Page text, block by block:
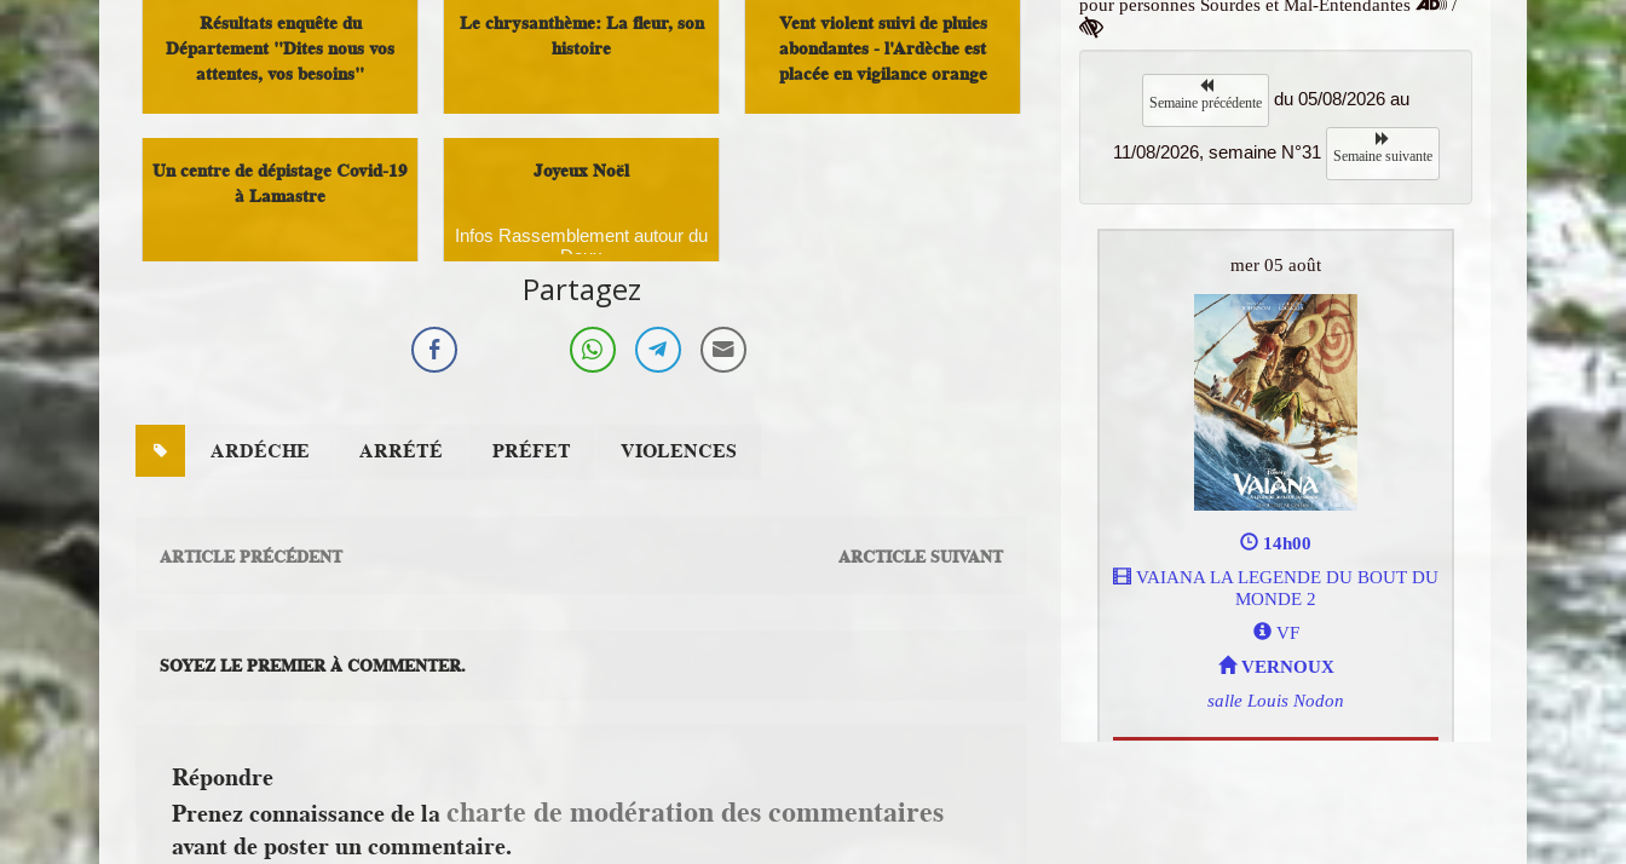
Résultats enquête du
Département "Dites nous vos
attentes, vos besoins"
Analyse et réflexion
Le chrysanthème: La fleur, son
histoire
Infos Rassemblement autour du
Doux
Vent violent suivi de pluies
abondantes - l'Ardèche est
placée en vigilance orange
Un centre de dépistage Covid-19
à Lamastre
Infos Rassemblement autour du
Joyeux Noël
Infos Rassemblement autour du
Doux
Partagez
ARDÉCHE ARRÉTÉ PRÉFET VIOLENCES
ARTICLE PRÉCÉDENT ARCTICLE SUIVANT
SOYEZ LE PREMIER À COMMENTER.
Répondre
Prenez connaissance de lacharte de modération des commentaires
avant de poster un commentaire.